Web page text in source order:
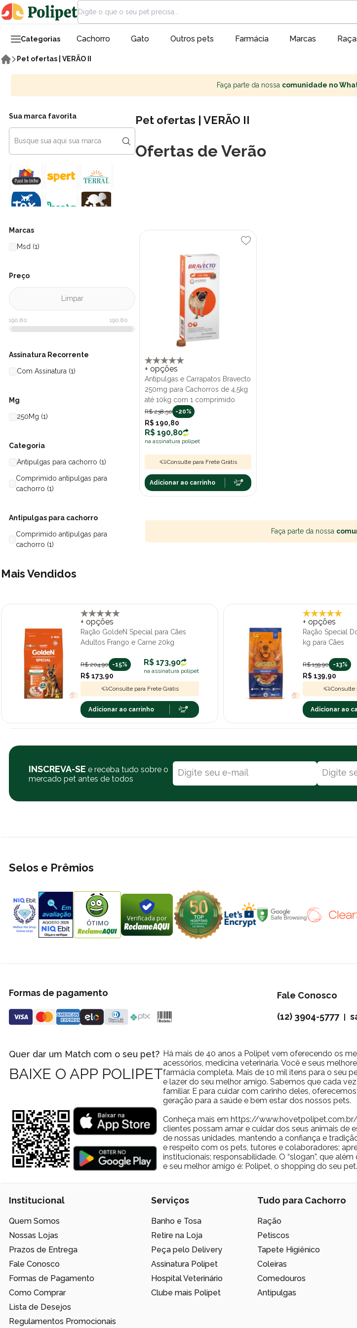
Categorias Cachorro Gato Outros pets Farmácia Marcas
Pet ofertas | VERÃO II
Faça parte da nossa comunidade no
Sua marca favorita
Marcas
Msd (1)
Preço
Limpar
Assinatura Recorrente
Com Assinatura (1)
Mg
250Mg (1)
Categoria
Antipulgas para cachorro (1)
Comprimido antipulgas para
cachorro (1)
Antipulgas para cachorro
Comprimido antipulgas para
cachorro (1)
Pet ofertas | VERÃO II
Ofertas de Verão
+ opções
Antipulgas e Carrapatos Bravecto
250mg para Cachorros de 4,5kg
até 10kg com 1 comprimido
R$ 238,50 -20%
R$ 190,80
R$ 190,80
na assinatura polipet
Consulte para Frete Grátis
Adicionar ao carrinho
Faça parte da nossa
Mais Vendidos
+ opções
Ração GoldeN Special para Cães
Adultos Frango e Carne 20kg
R$ 204,90 -15%
R$ 173,90
R$ 173,90
na assinatura polipet
Consulte para Frete Grátis
Adicionar ao carrinho
+ opções
Ração Special
kg para Cães
R$ 159,90 -13%
R$ 139,90
Consulte
Adicionar ao
INSCREVA-SE e receba tudo sobre o
mercado pet antes de todos
Selos e Prêmios
ÓTIMO Verificada por
Formas de pagamento Fale Conosco
(12) 3904-5777|
Quer dar um Match com o seu pet?
BAIXE O APP POLIPET
Há mais de 40 anos a Polipet vem oferecendo os
acessórios, medicina veterinária. Você e seus
farmácia completa. Mais de 10 mil itens para o seu
e lazer do seu melhor amigo. Sabemos que cada
familiar. E para cuidar com carinho deles,
geração para a saúde e bem estar dos nossos pets.
Conheça mais em https://
clientes possam amar e cuidar dos seus animais de
de nossas unidades, mantendo a confiança e
e respeito com os pets, tutores e colaboradores;
institucionais; responsabilidade. O “slogan”, que
e seu melhor amigo é: Polipet, o shopping do seu pet.
Institucional
Quem Somos
Nossas Lojas
Prazos de Entrega
Fale Conosco
Formas de Pagamento
Como Comprar
Lista de Desejos
Regulamentos Promocionais
Serviços
Banho e Tosa
Retire na Loja
Peça pelo Delivery
Assinatura Polipet
Hospital Veterinário
Clube mais Polipet
Tudo para Cachorro
Ração
Petiscos
Tapete Higiênico
Coleiras
Comedouros
Antipulgas